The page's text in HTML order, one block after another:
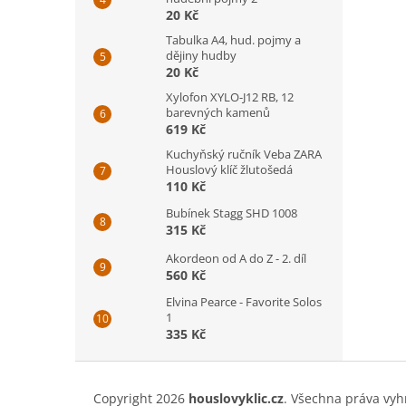
20 Kč
Tabulka A4, hud. pojmy a
dějiny hudby
20 Kč
Xylofon XYLO-J12 RB, 12
barevných kamenů
619 Kč
Kuchyňský ručník Veba ZARA
Houslový klíč žlutošedá
110 Kč
Bubínek Stagg SHD 1008
315 Kč
Akordeon od A do Z - 2. díl
560 Kč
Elvina Pearce - Favorite Solos
1
335 Kč
Copyright 2026 houslovyklic.cz. Všechna práva